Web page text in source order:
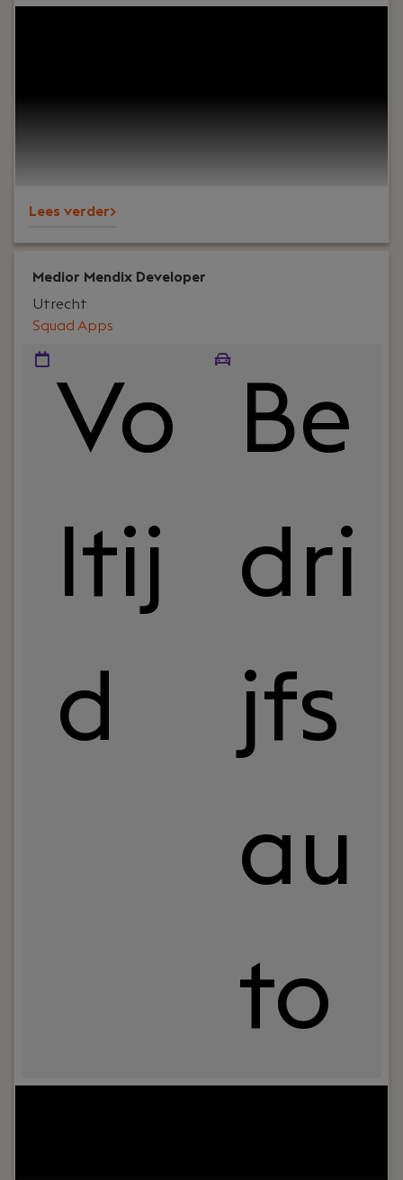
Lees verder>
Medior Mendix Developer
Squad Apps
Utrecht
Vo
ltij
d
Be
dri
jfs
au
to